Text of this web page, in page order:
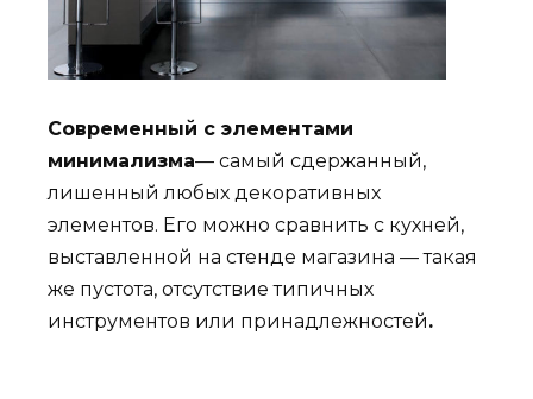
Современный с элементами
минимализма— самый сдержанный,
лишенный любых декоративных
элементов. Его можно сравнить с кухней,
выставленной на стенде магазина — такая
же пустота, отсутствие типичных
инструментов или принадлежностей.